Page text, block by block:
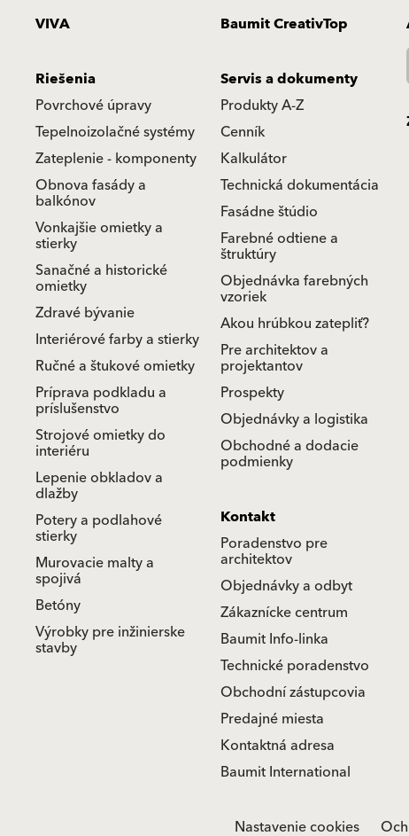
VIVA Baumit CreativTop
Riešenia
Povrchové úpravy
Tepelnoizolačné systémy
Zateplenie - komponenty
Obnova fasády a
balkónov
Vonkajšie omietky a
stierky
Sanačné a historické
omietky
Zdravé bývanie
Interiérové farby a stierky
Ručné a štukové omietky
Príprava podkladu a
príslušenstvo
Strojové omietky do
interiéru
Lepenie obkladov a
dlažby
Potery a podlahové
stierky
Murovacie malty a
spojivá
Betóny
Výrobky pre inžinierske
stavby
Servis a dokumenty
Produkty A-Z
Cenník
Kalkulátor
Technická dokumentácia
Fasádne štúdio
Farebné odtiene a
štruktúry
Objednávka farebných
vzoriek
Akou hrúbkou zatepliť?
Pre architektov a
projektantov
Prospekty
Objednávky a logistika
Obchodné a dodacie
podmienky
Kontakt
Poradenstvo pre
architektov
Objednávky a odbyt
Zákaznícke centrum
Baumit Info-linka
Technické poradenstvo
Obchodní zástupcovia
Predajné miesta
Kontaktná adresa
Baumit International
Nastavenie cookies